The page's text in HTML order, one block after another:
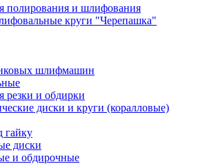
полирования и шлифования
круги "Черепашка"
шлифмашин
резки и обдирки
диски и круги (коралловые)
гайку
диски
и обдирочные